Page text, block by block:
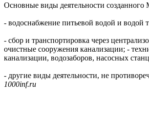
Основные виды деятельности
- водоснабжение питьевой водой и водой
- сбор и транспортировка через
очистные сооружения канализации; -
канализации, водозаборов, насосных
- другие виды деятельности, не
1000inf.ru